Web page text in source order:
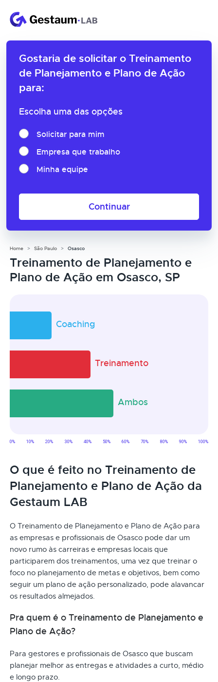
Gostaria de solicitar o Treinamento
de Planejamento e Plano de Ação
para:
Escolha uma das opções
Solicitar para mim
Empresa que trabalho
Minha equipe
Continuar
Home São Paulo Osasco
Treinamento de Planejamento e
Plano de Ação em Osasco, SP
O que é feito no Treinamento de
Planejamento e Plano de Ação da
Gestaum LAB
O Treinamento de Planejamento e Plano de Ação para
as empresas e profissionais de Osasco pode dar um
novo rumo às carreiras e empresas locais que
participarem dos treinamentos, uma vez que treinar o
foco no planejamento de metas e objetivos, bem como
seguir um plano de ação personalizado, pode alavancar
os resultados almejados.
Pra quem é o Treinamento de Planejamento e
Plano de Ação?
Para gestores e profissionais de Osasco que buscam
planejar melhor as entregas e atividades a curto, médio
e longo prazo.